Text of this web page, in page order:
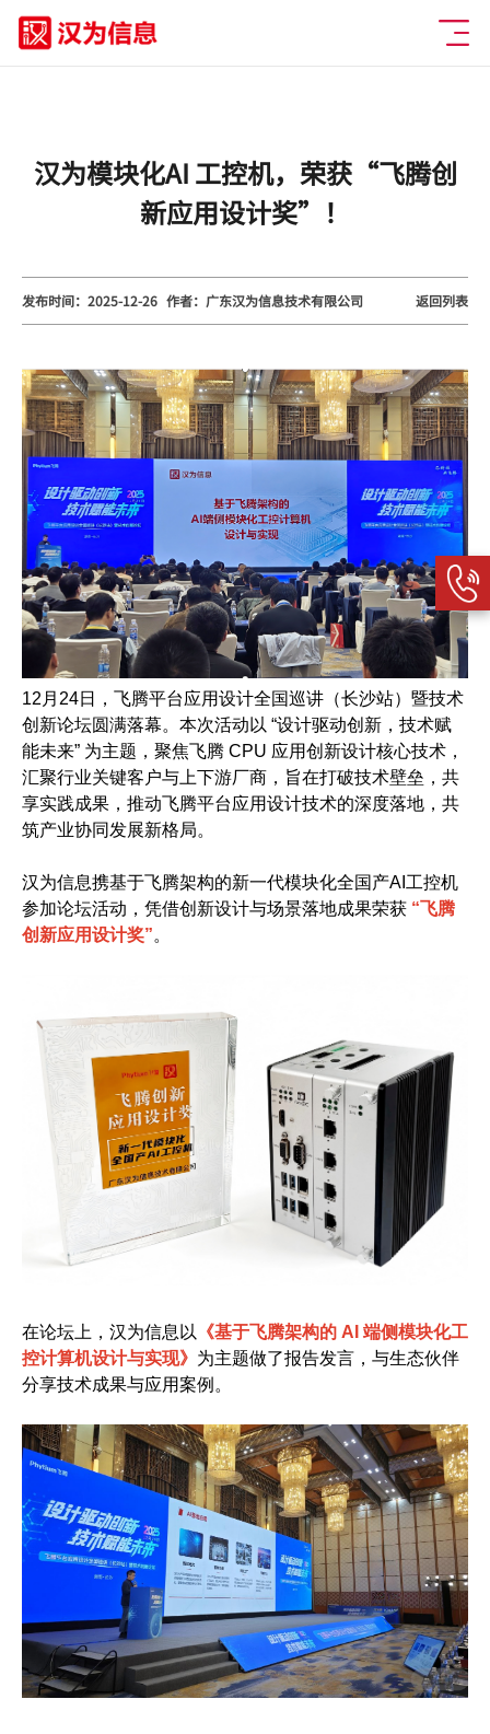
汉为模块化AI 工控机，荣获“飞腾创
新应用设计奖”！
发布时间：2025-12-26 作者：广东汉为信息技术有限公司 返回列表
12月24日，飞腾平台应用设计全国巡讲（长沙站）暨技术
创新论坛圆满落幕。本次活动以 “设计驱动创新，技术赋
能未来” 为主题，聚焦飞腾 CPU 应用创新设计核心技术，
汇聚行业关键客户与上下游厂商，旨在打破技术壁垒，共
享实践成果，推动飞腾平台应用设计技术的深度落地，共
筑产业协同发展新格局。
汉为信息携基于飞腾架构的新一代模块化全国产AI工控机
参加论坛活动，凭借创新设计与场景落地成果荣获 “飞腾
创新应用设计奖”。
在论坛上，汉为信息以
《基于飞腾架构的 AI 端侧模块化工
控计算机设计与实现》 为主题做了报告发言，与生态伙伴
分享技术成果与应用案例。